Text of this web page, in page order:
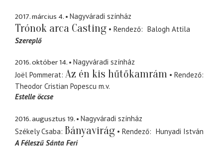
2017. március 4. Nagyváradi színház
Trónok arca Casting Rendező
Balogh Attila
Szereplő
2016. október 14.
Nagyváradi színház
Joël Pommerat Az én kis hűtőkamrám
Rendező
Theodor Cristian Popescu m.v.
Estelle öccse
2016. augusztus 19.
Nagyváradi színház
Székely Csaba Bányavirág Rendező
Hunyadi István
A Féleszű Sánta Feri